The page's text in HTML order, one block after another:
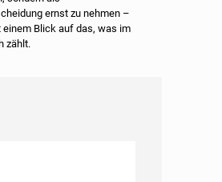
ernst zu nehmen –
einem Blick auf das, was im
zählt.